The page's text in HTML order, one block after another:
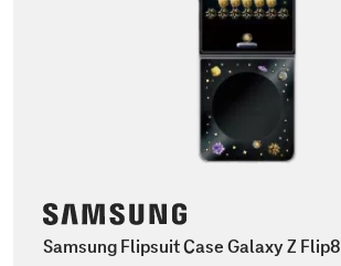
Samsung Flipsuit Case Galaxy Z Flip8